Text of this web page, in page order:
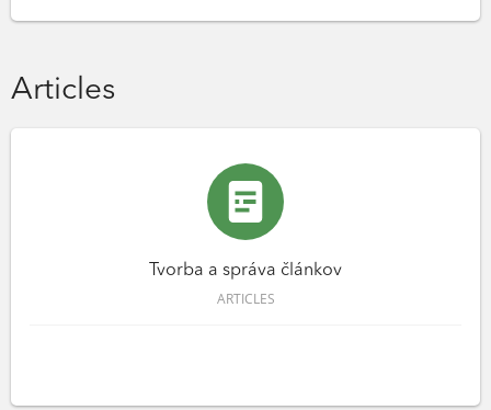
Articles
Tvorba a správa článkov
ARTICLES